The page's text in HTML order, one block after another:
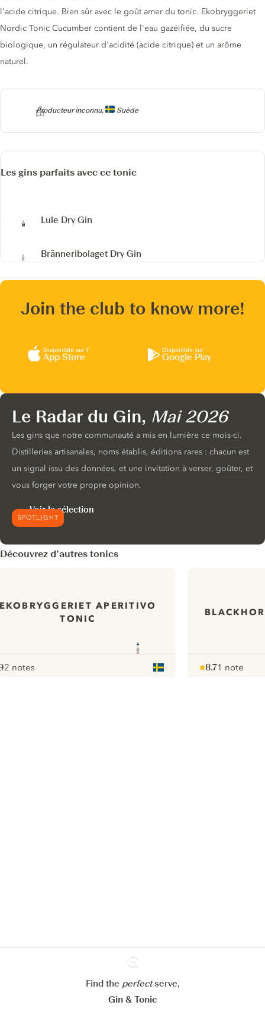
Producteur
Producteur inconnu, Suède
l'acide citrique. Bien sûr avec le goût amer du tonic. Ekobryggeriet
Nordic Tonic Cucumber contient de l'eau gazéifiée, du sucre
biologique, un régulateur d'acidité (acide citrique) et un arôme
naturel.
Les gins parfaits avec ce tonic
Lule Dry Gin
Bränneribolaget Dry Gin
Join the club to know more!
Disponible sur l’
App Store
Disponible sur
Google Play
SPOTLIGHT
Le Radar du Gin, Mai 2026
Les gins que notre communauté a mis en lumière ce mois-ci.
Distilleries artisanales, noms établis, éditions rares : chacun est
un signal issu des données, et une invitation à verser, goûter, et
vous forger votre propre opinion.
Voir la sélection
Découvrez d’autres tonics
APERITIVO
TONIC
2 notes
8.71 note
Ginventory
Find the perfectserve,
Gin & Tonic